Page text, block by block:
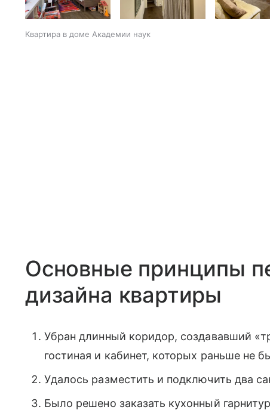
Квартира в доме Академии наук
Основные принципы
дизайна квартиры
Убран длинный коридор, создававший
гостиная и кабинет, которых раньше не
Удалось разместить и подключить два
Было решено заказать кухонный